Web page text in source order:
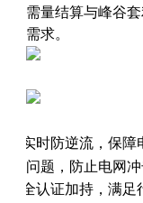
需量结算与峰谷
需求。
实时防逆流，保障
问题，防止电网
全认证加持，满足